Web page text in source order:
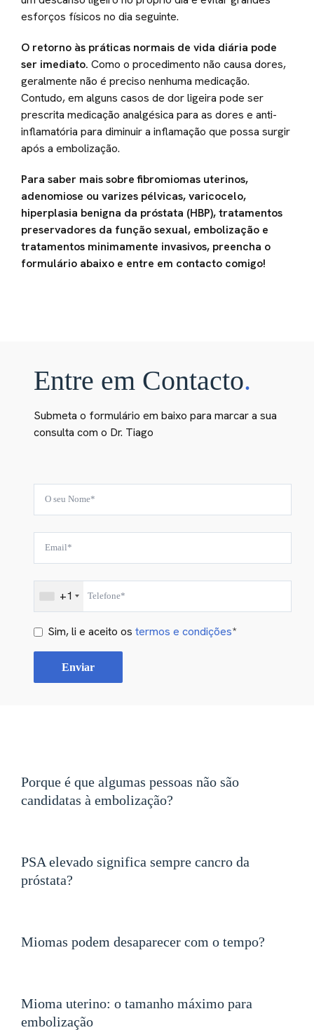
esforços físicos no dia seguinte.
O retorno às práticas normais de vida diária pode
ser imediato. Como o procedimento não causa dores,
geralmente não é preciso nenhuma medicação.
Contudo, em alguns casos de dor ligeira pode ser
prescrita medicação analgésica para as dores e anti-
inflamatória para diminuir a inflamação que possa surgir
após a embolização.
Para saber mais sobre fibromiomas uterinos,
adenomiose ou varizes pélvicas, varicocelo,
hiperplasia benigna da próstata (HBP), tratamentos
preservadores da função sexual, embolização e
tratamentos minimamente invasivos, preencha o
formulário abaixo e entre em contacto comigo!
Entre em Contacto.
Submeta o formulário em baixo para marcar a sua
consulta com o Dr. Tiago
+1
Sim, li e aceito os termos e condições*
Porque é que algumas pessoas não são
candidatas à embolização?
PSA elevado significa sempre cancro da
próstata?
Miomas podem desaparecer com o tempo?
Mioma uterino: o tamanho máximo para
embolização